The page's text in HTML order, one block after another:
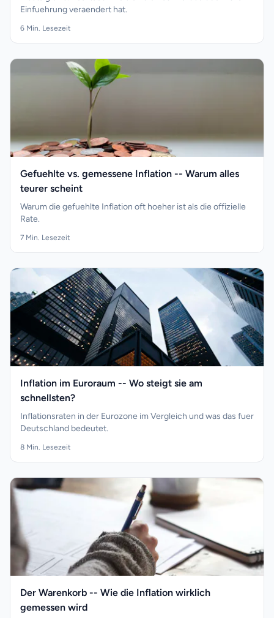
Einfuehrung veraendert hat.
6 Min. Lesezeit
Gefuehlte vs. gemessene Inflation -- Warum alles
teurer scheint
Warum die gefuehlte Inflation oft hoeher ist als die offizielle
Rate.
7 Min. Lesezeit
Inflation im Euroraum -- Wo steigt sie am
schnellsten?
Inflationsraten in der Eurozone im Vergleich und was das fuer
Deutschland bedeutet.
8 Min. Lesezeit
Der Warenkorb -- Wie die Inflation wirklich
gemessen wird